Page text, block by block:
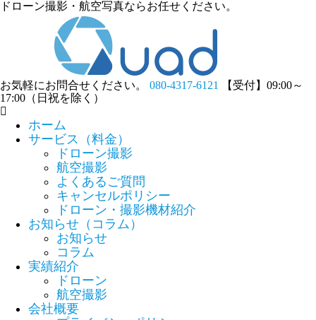
ドローン撮影・航空写真ならお任せください。
お気軽にお問合せください。 080-4317-6121
【受付】09:00～
17:00（日祝を除く）
ホーム
サービス（料金）
ドローン撮影
航空撮影
よくあるご質問
キャンセルポリシー
ドローン・撮影機材紹介
お知らせ（コラム）
お知らせ
コラム
実績紹介
ドローン
航空撮影
会社概要